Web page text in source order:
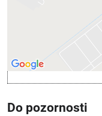
Povoliť a
Otvoriť
Do pozornosti